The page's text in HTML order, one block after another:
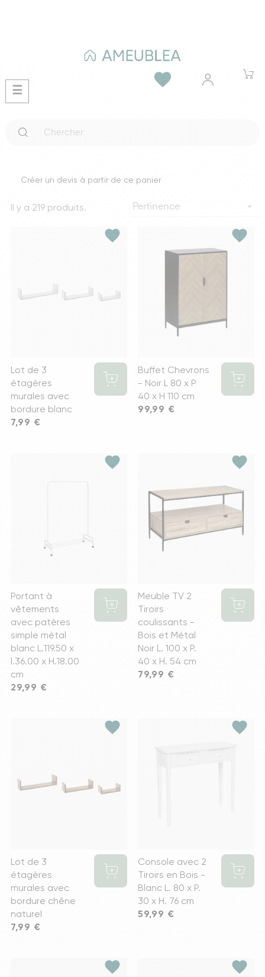
Basculer
la
☰
favorite
Créer un devis à partir de ce panier
Il y a 219 produits. Pertinence 
favorite
Lot de 3
étagères
murales avec
bordure blanc
Prix
7,99 €
favorite
Buffet Chevrons
- Noir L 80 x P
40 x H 110 cm
Prix
99,99 €
favorite
Portant à
vêtements
avec patères
simple métal
blanc L.119.50 x
l.36.00 x H.18.00
cm
Prix
29,99 €
favorite
Meuble TV 2
Tiroirs
coulissants -
Bois et Métal
Noir L. 100 x P.
40 x H. 54 cm
Prix
79,99 €
favorite
Lot de 3
étagères
murales avec
bordure chêne
naturel
Prix
7,99 €
favorite
Console avec 2
Tiroirs en Bois -
Blanc L. 80 x P.
30 x H. 76 cm
Prix
59,99 €
favorite favorite